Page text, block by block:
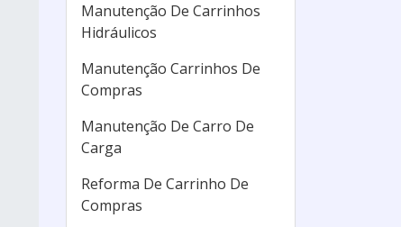
Manutenção De Carrinhos
Hidráulicos
Manutenção Carrinhos De
Compras
Manutenção De Carro De
Carga
Reforma De Carrinho De
Compras